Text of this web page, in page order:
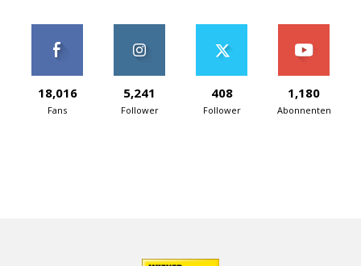
18,016
Fans
5,241
Follower
408
Follower
1,180
Abonnenten